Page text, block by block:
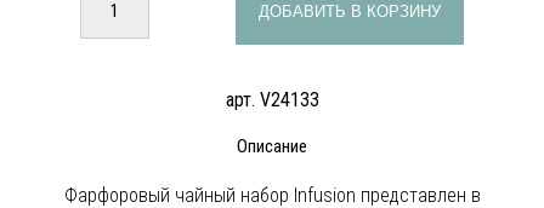
ДОБАВИТЬ В КОРЗИНУ
арт. V24133
Описание
Фарфоровый чайный набор Infusion представлен в